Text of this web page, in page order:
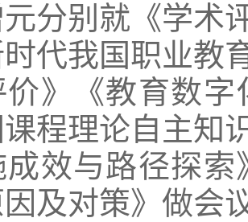
分别就《学术
代我国职业教
价》《教育数
课程理论自主
成效与路径探
及对策》做会